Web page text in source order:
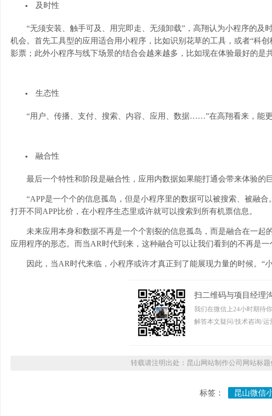
及时性
“无须安装、触手可及、用完即走、无须卸载”，高翔认为小程序的
机会。首先工具型的应用适合用小程序，比如识别花草的工具，或者“科
影票；此外小程序与线下场景的结合会越来越多，比如现在体验最好的是
生态性
“用户、传播、支付、搜索、内容、应用、数据……”在高翔看来，能
融合性
最后一个特性和阶段是融合性，应用内数据如果能打通会带来体验的
“APP是一个个的信息孤岛，但是小程序里的数据可以被搜索、被融
打开不同APP比价，在小程序生态里或许就可以搜索到所有机票信息。
未来应用本身和数据不再是一个个割裂的信息孤岛，而是融合在一
应用程序的形态。而当AR时代到来，这种融合可以让我们看到的不再是一
因此，当AR时代来临，小程序或许才真正到了能展现力量的时候。“
扫二维码与项目经理
我们在微信上24小时期待
解答本文疑问/技术咨询/
转载请注明出处：昆山网站制作公司网站标
标签： 昆山微信